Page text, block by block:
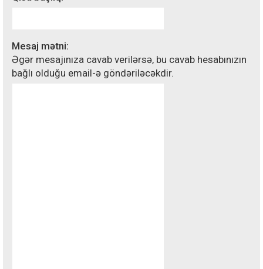
Mesaj mətni:
Əgər mesajınıza cavab verilərsə, bu cavab hesabınızın
bağlı olduğu email-ə göndəriləcəkdir.